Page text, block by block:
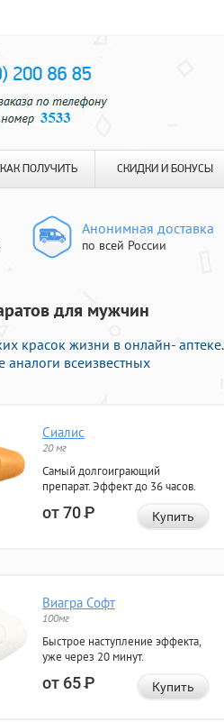
КАК ПОЛУЧИТЬ СКИДКИ И БОНУСЫ
Анонимная доставка
по всей России
для мужчин
красок жизни в онлайн- аптеке.
всеизвестных
Сиалис
20 мг
Самый долгоиграющий
препарат. Эффект до 36 часов.
от 70Р Купить
Виагра Софт
100мг
Быстрое наступление эффекта,
уже через 20 минут.
от 65Р Купить